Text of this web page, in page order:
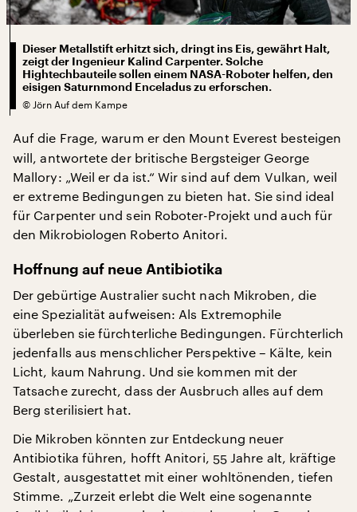
Dieser Metallstift erhitzt sich, dringt ins Eis, gewährt Halt,
zeigt der Ingenieur Kalind Carpenter. Solche
Hightechbauteile sollen einem NASA-Roboter helfen, den
eisigen Saturnmond Enceladus zu erforschen.
© Jörn Auf dem Kampe
Auf die Frage, warum er den Mount Everest besteigen
will, antwortete der britische Bergsteiger George
Mallory: „Weil er da ist.“ Wir sind auf dem Vulkan, weil
er extreme Bedingungen zu bieten hat. Sie sind ideal
für Carpenter und sein Roboter-Projekt und auch für
den Mikrobiologen Roberto Anitori.
Hoffnung auf neue Antibiotika
Der gebürtige Australier sucht nach Mikroben, die
eine Spezialität aufweisen: Als Extremophile
überleben sie fürchterliche Bedingungen. Fürchterlich
jedenfalls aus menschlicher Perspektive – Kälte, kein
Licht, kaum Nahrung. Und sie kommen mit der
Tatsache zurecht, dass der Ausbruch alles auf dem
Berg sterilisiert hat.
Die Mikroben könnten zur Entdeckung neuer
Antibiotika führen, hofft Anitori, 55 Jahre alt, kräftige
Gestalt, ausgestattet mit einer wohltönenden, tiefen
Stimme. „Zurzeit erlebt die Welt eine sogenannte